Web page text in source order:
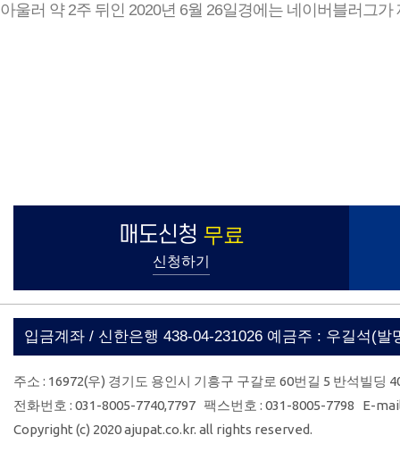
아울러 약 2주 뒤인 2020년 6월 26일경에는 네이버블러그
매도신청 무료
신청하기
입금계좌 / 신한은행 438-04-231026 예금주 : 우길석(발
주소 : 16972(우) 경기도 용인시 기흥구 구갈로 60번길 5 반석빌
전화번호 : 031-8005-7740,7797 팩스번호 : 031-8005-7798 E-
Copyright (c) 2020 ajupat.co.kr. all rights reserved.